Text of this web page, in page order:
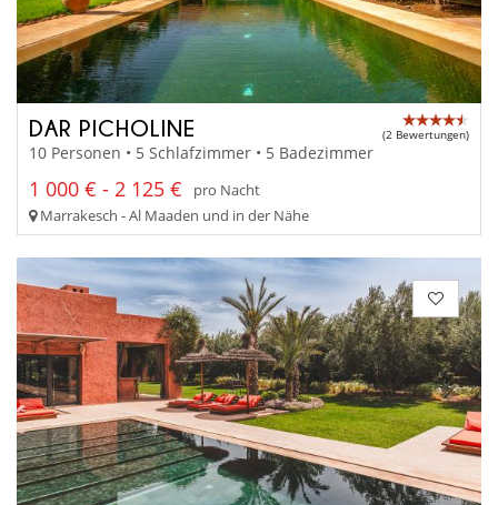
DAR PICHOLINE (2 Bewertungen)
10 Personen • 5 Schlafzimmer • 5 Badezimmer
1 000 € - 2 125 €
pro Nacht
Marrakesch - Al Maaden und in der Nähe